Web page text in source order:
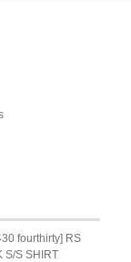
fourthirty] RS
S/S SHIRT